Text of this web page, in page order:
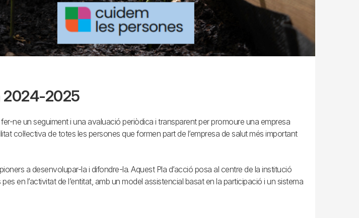
2024-2025
ne un seguiment i una avaluació periòdica i transparent per promoure una empresa
col·lectiva de totes les persones que formen part de l’empresa de salut més important
a desenvolupar-la i difondre-la. Aquest Pla d’acció posa al centre de la institució
en l’activitat de l’entitat, amb un model assistencial basat en la participació i un sistema